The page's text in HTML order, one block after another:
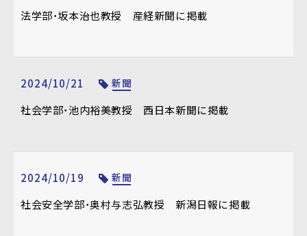
法学部・坂本治也教授 産経新聞に掲載
2024/10/21 新聞
社会学部・池内裕美教授 西日本新聞に掲載
2024/10/19 新聞
社会安全学部・奥村与志弘教授 新潟日報に掲載